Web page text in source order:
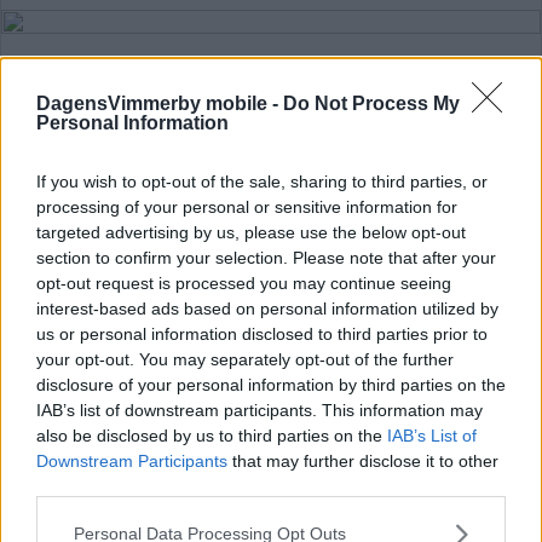
DagensVimmerby mobile - Do Not Process My
Personal Information
If you wish to opt-out of the sale, sharing to third parties, or
processing of your personal or sensitive information for
targeted advertising by us, please use the below opt-out
section to confirm your selection. Please note that after your
opt-out request is processed you may continue seeing
interest-based ads based on personal information utilized by
us or personal information disclosed to third parties prior to
your opt-out. You may separately opt-out of the further
disclosure of your personal information by third parties on the
IAB’s list of downstream participants. This information may
also be disclosed by us to third parties on the IAB’s List of
Downstream Participants that may further disclose it to other
Please note that this website/app uses one or more Google
Personal Data Processing Opt Outs
CHOCKEN: Woffinden kan vara tillbaka
– den här veckan
SPEEDWAY 04 augusti 2025 20.35
Woffinden har lämnat sjukhuset: "Dags
att dra härifrån"
SPEEDWAY 20 april 2025 09.37